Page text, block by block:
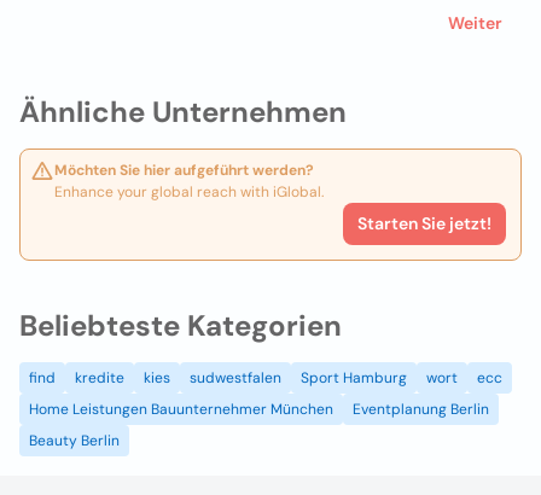
Ähnliche Unternehmen
Möchten Sie hier aufgeführt werden?
Enhance your global reach with iGlobal.
Starten Sie jetzt!
Weiter
Beliebteste Kategorien
find kredite kies sudwestfalen Sport Hamburg wort
ecc
Home Leistungen Bauunternehmer München
Eventplanung Berlin
Beauty Berlin